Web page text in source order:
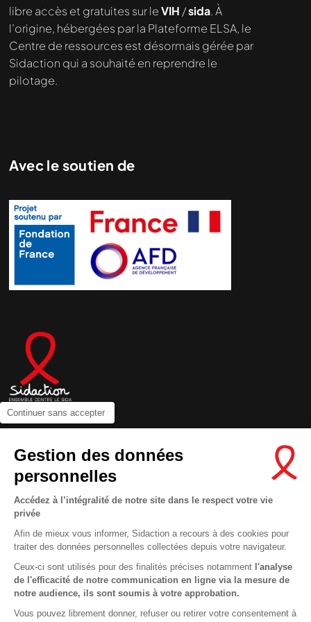
Continuer sans accepter
Gestion des données
personnelles
Accédez à l’intégralité de notre site dans le respect votre vie
privée
Afin de mieux vous informer, Sidaction a recours à des cookies pour
traiter des données personnelles collectées depuis votre navigateur.
Ceux-ci sont utilisés pour des finalités précises notamment l'analyse
de l'efficacité de notre communication en ligne via la mesure de
notre audience, ils sont soumis à votre approbation.
Vous pouvez librement donner, refuser ou retirer votre consentement à
demandé....
libre accès et gratuites sur leVIH /sida. À
l’origine, hébergées par la Plateforme ELSA, le
Centre de ressources est désormais gérée par
Sidaction qui a souhaité en reprendre le
pilotage.
Avec le soutien de
Newsletter
Nous suivre sur les réseaux :
MENTIONS LÉGALES
CONDITIONS D’UTILISATION ET PROTECTION DES DONNÉES
COOKIES